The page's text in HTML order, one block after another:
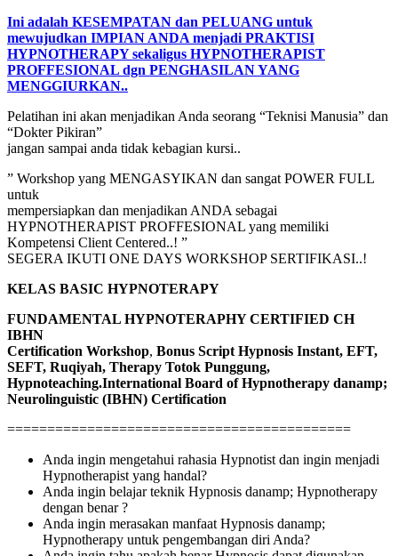
Ini adalah KESEMPATAN dan PELUANG untuk
mewujudkan IMPIAN ANDA menjadi PRAKTISI
HYPNOTHERAPY sekaligus HYPNOTHERAPIST
PROFFESIONAL dgn PENGHASILAN YANG
MENGGIURKAN..
Pelatihan ini akan menjadikan Anda seorang “Teknisi Manusia” dan
“Dokter Pikiran”
jangan sampai anda tidak kebagian kursi..
” Workshop yang MENGASYIKAN dan sangat POWER FULL
untuk
mempersiapkan dan menjadikan ANDA sebagai
HYPNOTHERAPIST PROFFESIONAL yang memiliki
Kompetensi Client Centered..! ”
SEGERA IKUTI ONE DAYS WORKSHOP SERTIFIKASI..!
KELAS BASIC HYPNOTERAPY
FUNDAMENTAL HYPNOTERAPHY CERTIFIED CH
IBHN
Certification Workshop, Bonus Script Hypnosis Instant, EFT,
SEFT, Ruqiyah, Therapy Totok Punggung,
Hypnoteaching.International Board of Hypnotherapy danamp;
Neurolinguistic (IBHN) Certification
===========================================
Anda ingin mengetahui rahasia Hypnotist dan ingin menjadi
Hypnotherapist yang handal?
Anda ingin belajar teknik Hypnosis danamp; Hypnotherapy
dengan benar ?
Anda ingin merasakan manfaat Hypnosis danamp;
Hypnotherapy untuk pengembangan diri Anda?